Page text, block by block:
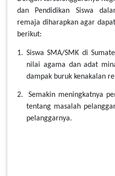
dan Pendidikan Siswa
remaja diharapkan agar
berikut:
1. Siswa SMA/SMK di
nilai agama dan adat
dampak buruk kenakalan
2. Semakin meningkatnya
tentang masalah
pelanggarnya.